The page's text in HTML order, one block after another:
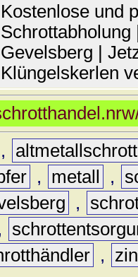
Kostenlose und
Gevelsberg |
Klüngelskerlen
,
altmetallschrott
, metall ,
,
,